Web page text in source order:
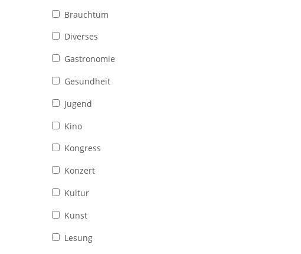
Brauchtum
Diverses
Gastronomie
Gesundheit
Jugend
Kino
Kongress
Konzert
Kultur
Kunst
Lesung